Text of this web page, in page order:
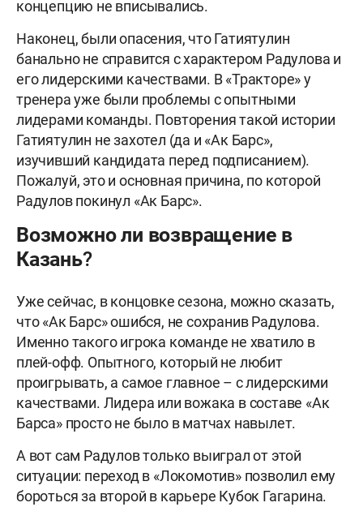
концепцию не вписывались.
Наконец, были опасения, что Гатиятулин
банально не справится с характером Радулова и
его лидерскими качествами. В «Тракторе» у
тренера уже были проблемы с опытными
лидерами команды. Повторения такой истории
Гатиятулин не захотел (да и «Ак Барс»,
изучивший кандидата перед подписанием).
Пожалуй, это и основная причина, по которой
Радулов покинул «Ак Барс».
Возможно ли возвращение в
Казань?
Уже сейчас, в концовке сезона, можно сказать,
что «Ак Барс» ошибся, не сохранив Радулова.
Именно такого игрока команде не хватило в
плей-офф. Опытного, который не любит
проигрывать, а самое главное – с лидерскими
качествами. Лидера или вожака в составе «Ак
Барса» просто не было в матчах навылет.
А вот сам Радулов только выиграл от этой
ситуации: переход в «Локомотив» позволил ему
бороться за второй в карьере Кубок Гагарина.